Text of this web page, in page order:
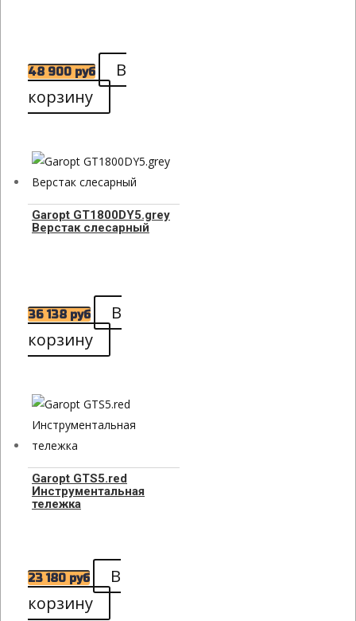
48 900 руб
В
корзину
Garopt GT1800DY5.grey
Верстак слесарный
36 138 руб
В
корзину
Garopt GTS5.red
Инструментальная
тележка
23 180 руб
В
корзину